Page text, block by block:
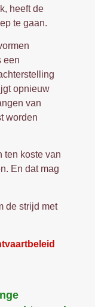
heeft de
te gaan.
een
opnieuw
van
worden
ten koste van
En dat mag
de strijd met